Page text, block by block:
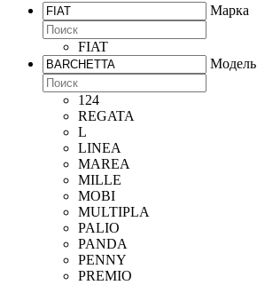
Марка
FIAT
Модель
124
REGATA
L
LINEA
MAREA
MILLE
MOBI
MULTIPLA
PALIO
PANDA
PENNY
PREMIO